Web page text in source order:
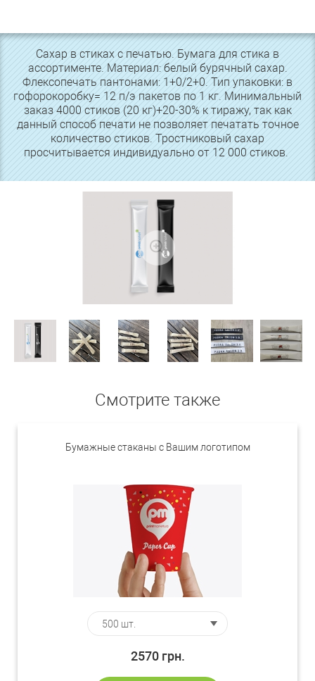
Сахар в стиках с печатью. Бумага для стика в
ассортименте. Материал: белый бурячный сахар.
Флексопечать пантонами: 1+0/2+0. Тип упаковки: в
гофорокоробку= 12 п/э пакетов по 1 кг. Минимальный
заказ 4000 стиков (20 кг)+20-30% к тиражу, так как
данный способ печати не позволяет печатать точное
количество стиков. Тростниковый сахар
просчитывается индивидуально от 12 000 стиков.
Смотрите также
Бумажные стаканы с Вашим логотипом
2570 грн.